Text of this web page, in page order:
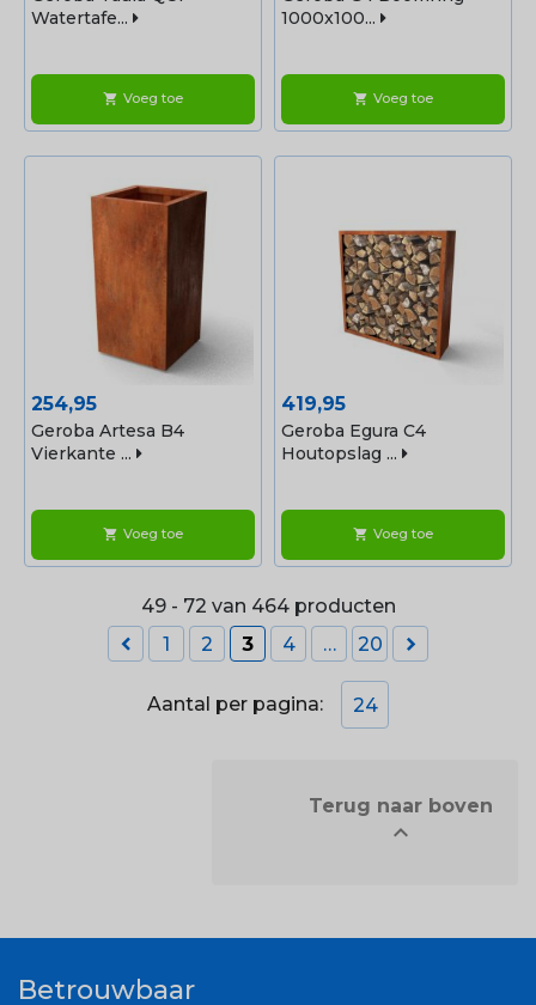
Watertafe...
shopping_cart Voeg toe
1000x100...
shopping_cart Voeg toe
Prijs
254,95
Geroba Artesa B4
Vierkante ...
shopping_cart Voeg toe
Prijs
419,95
Geroba Egura C4
Houtopslag ...
shopping_cart Voeg toe
49 - 72 van 464 producten
 1 2 3 4 … 20 
Aantal per pagina: 24

Betrouwbaar